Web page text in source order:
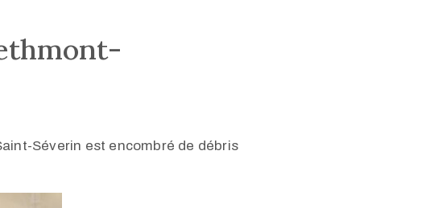
Séverin est encombré de débris